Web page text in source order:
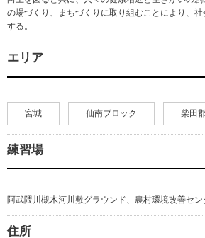
の場づくり、まちづくりに取り組むことにより、
する。
エリア
宮城 仙南ブロック 柴田
練習場
阿武隈川槻木河川敷グラウンド、農村環境改善セン
住所